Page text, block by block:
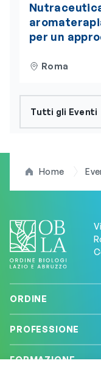
per un
Roma
Tutti gli Eventi
Home
ORDINE
PROFESSIONE
FORMAZIONE